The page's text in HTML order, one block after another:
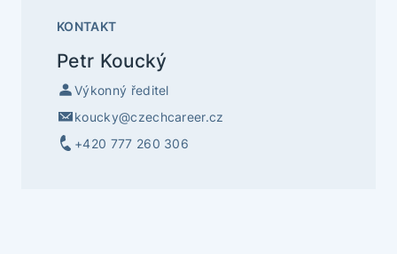
KONTAKT
Petr Koucký
Výkonný ředitel
koucky@czechcareer.cz
+420 777 260 306